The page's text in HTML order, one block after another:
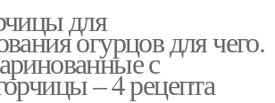
для
огурцов для чего.
с
– 4 рецепта